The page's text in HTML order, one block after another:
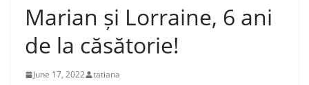
Marian și Lorraine, 6 ani
de la căsătorie!
June 17, 2022 tatiana